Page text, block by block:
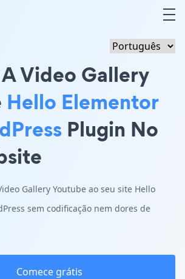
Video Gallery
Hello Elementor
Plugin No
Gallery Youtube ao seu site Hello
sem codificação nem dores de
Comece grátis